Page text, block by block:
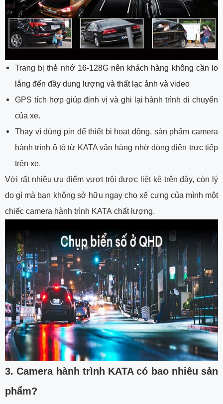
Trang bị thẻ nhớ 16-128G nên khách hàng không cần lo
lắng đến đầy dung lượng và thất lạc ảnh và video
GPS tích hợp giúp định vị và ghi lại hành trình di chuyển
của xe.
Thay vì dùng pin để thiết bị hoạt động, sản phẩm camera
hành trình ô tô từ KATA vận hàng nhờ dòng điện trực tiếp
trên xe.
Với rất nhiều ưu điểm vượt trội được liệt kê trên đây, còn lý
do gì mà bạn không sở hữu ngay cho xế cưng của mình một
chiếc camera hành trình KATA chất lượng.
3. Camera hành trình KATA có bao nhiêu sản
phẩm?